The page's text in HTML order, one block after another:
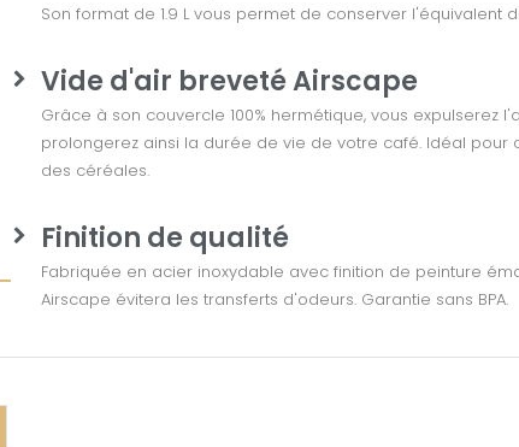
Son format de 1.9 L vous permet de conserver l'équivalent
Vide d'air breveté Airscape
Grâce à son couvercle 100% hermétique, vous expulserez
prolongerez ainsi la durée de vie de votre café. Idéal pour
des céréales.
Finition de qualité
Fabriquée en acier inoxydable avec finition de peinture
Airscape évitera les transferts d'odeurs. Garantie sans BPA.